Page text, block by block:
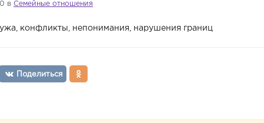
в Семейные отношения
конфликты, непонимания, нарушения границ
Поделиться